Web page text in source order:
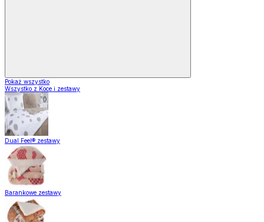
Pokaż wszystko
Wszystko z Koce i zestawy
Dual Feel® zestawy
Barankowe zestawy